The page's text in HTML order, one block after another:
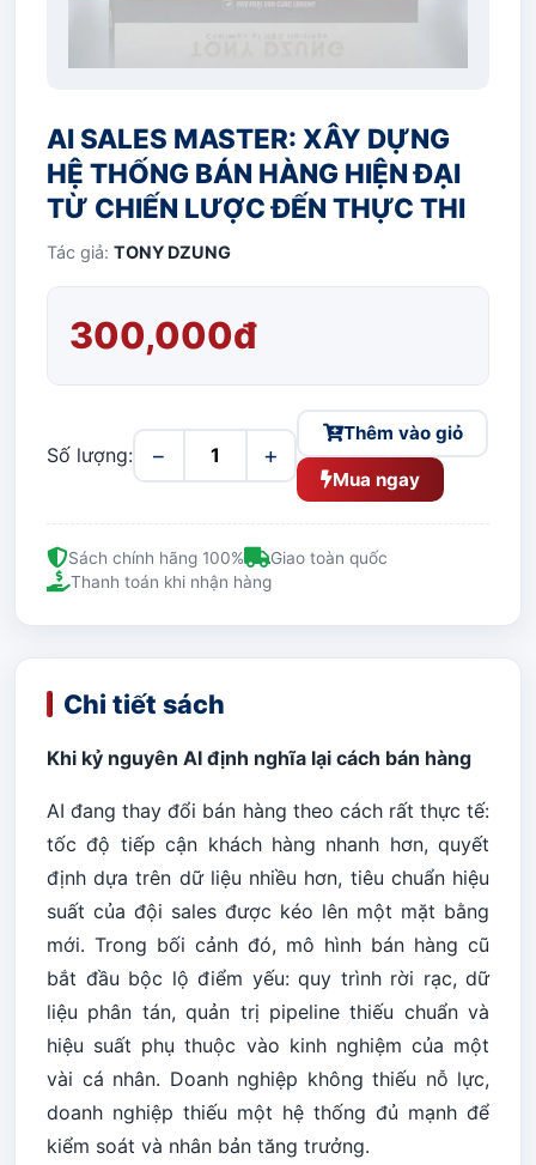
AI SALES MASTER: XÂY DỰNG
HỆ THỐNG BÁN HÀNG HIỆN ĐẠI
TỪ CHIẾN LƯỢC ĐẾN THỰC THI
Tác giả: TONY DZUNG
300,000đ
Số lượng: − +
Thêm vào giỏ
Mua ngay
Sách chính hãng 100%
Giao toàn quốc
Thanh toán khi nhận hàng
Chi tiết sách
Khi kỷ nguyên AI định nghĩa lại cách bán hàng
AI đang thay đổi bán hàng theo cách rất thực tế:
tốc độ tiếp cận khách hàng nhanh hơn, quyết
định dựa trên dữ liệu nhiều hơn, tiêu chuẩn hiệu
suất của đội sales được kéo lên một mặt bằng
mới. Trong bối cảnh đó, mô hình bán hàng cũ
bắt đầu bộc lộ điểm yếu: quy trình rời rạc, dữ
liệu phân tán, quản trị pipeline thiếu chuẩn và
hiệu suất phụ thuộc vào kinh nghiệm của một
vài cá nhân. Doanh nghiệp không thiếu nỗ lực,
doanh nghiệp thiếu một hệ thống đủ mạnh để
kiểm soát và nhân bản tăng trưởng.